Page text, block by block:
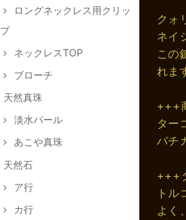
ロングネックレス用クリッ
プ
ネックレスTOP
ブローチ
天然真珠
淡水パール
あこや真珠
天然石
ア行
カ行
クォ
ネイ
この
れま
+++
ター
バチ
+++
ト
よく